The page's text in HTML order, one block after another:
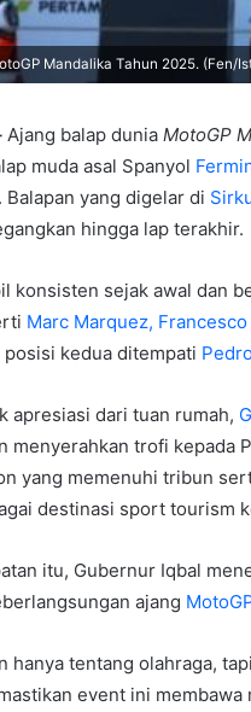
Mandalika Tahun 2025. (Fen/
Ajang balap dunia MotoGP
muda asal Spanyol
Balapan yang digelar di
hingga lap terakhir.
konsisten sejak awal dan
Marc Marquez,
kedua ditempati
apresiasi dari tuan rumah,
menyerahkan trofi kepada
yang memenuhi tribun
destinasi sport tourism
itu, Gubernur Iqbal
ajang
hanya tentang olahraga,
event ini